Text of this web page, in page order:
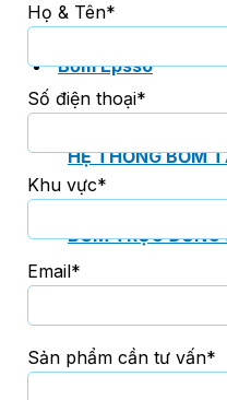
Bơm Epsso
HỆ THỐNG BƠM
BƠM TRỤC ĐỨNG
BƠM TRỤC
BƠM TRỤC
Họ & Tên*
Số điện thoại*
Khu vực*
Email*
Sản phẩm cần tư vấn*